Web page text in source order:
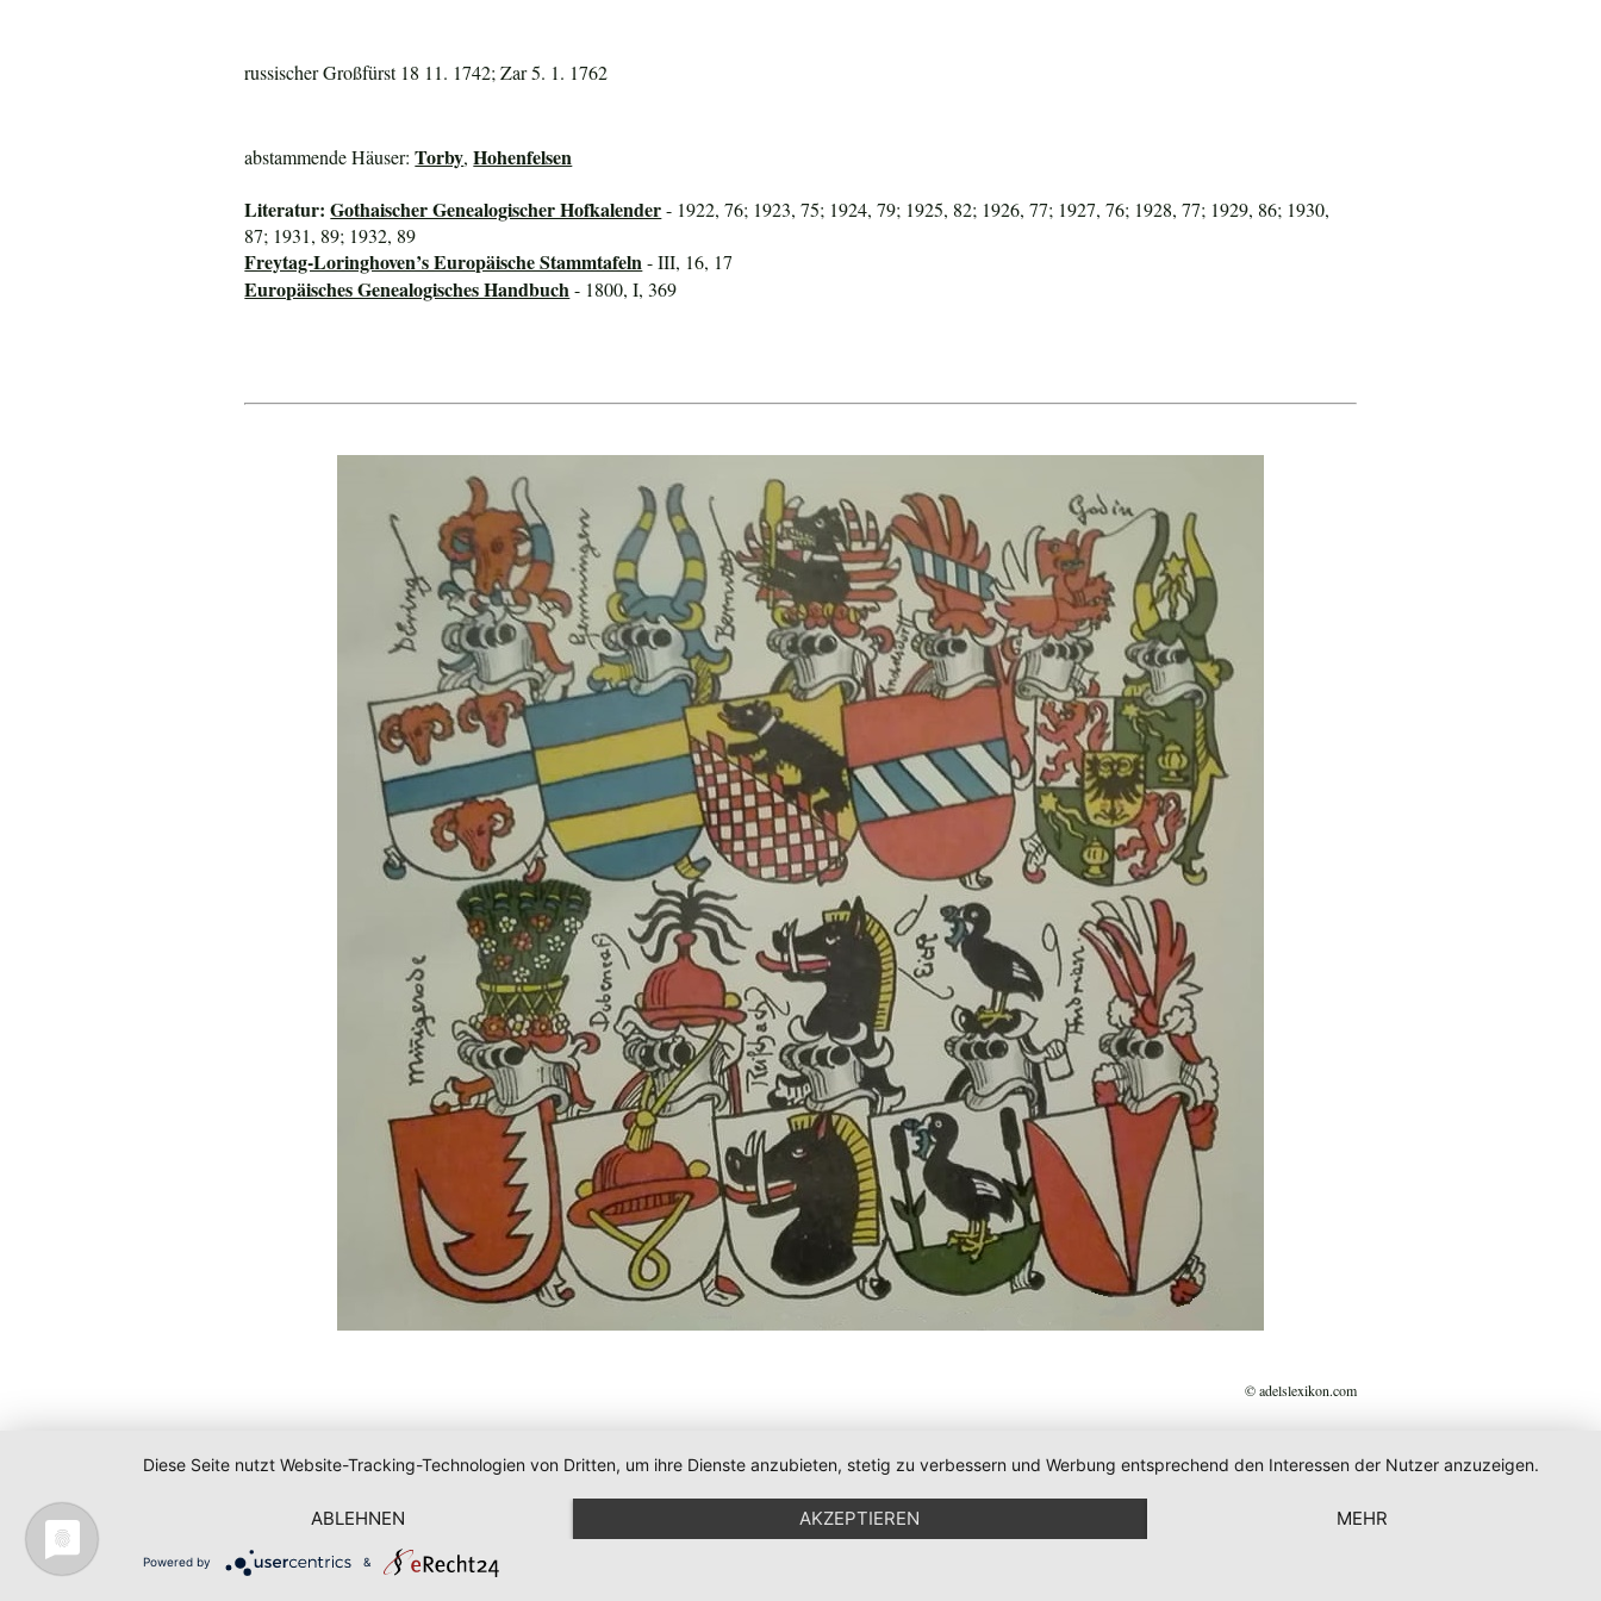
russischer Großfürst 18 11. 1742; Zar 5. 1. 1762
abstammende Häuser:Torby,Hohenfelsen
Literatur:Gothaischer Genealogischer Hofkalender- 1922, 76; 1923, 75; 1924, 79; 1925, 82; 1926, 77; 1927, 76; 1928, 77; 1929, 86; 1930,
87; 1931, 89; 1932, 89
Freytag-Loringhoven’s Europäische Stammtafeln - III, 16, 17
Europäisches Genealogisches Handbuch - 1800, I, 369
© adelslexikon.com
Diese Seite nutzt Website-Tracking-Technologien von Dritten, um ihre Dienste anzubieten, stetig zu verbessern und Werbung entsprechend den Interessen der Nutzer anzuzeigen.
ABLEHNEN AKZEPTIEREN MEHR
Powered by &